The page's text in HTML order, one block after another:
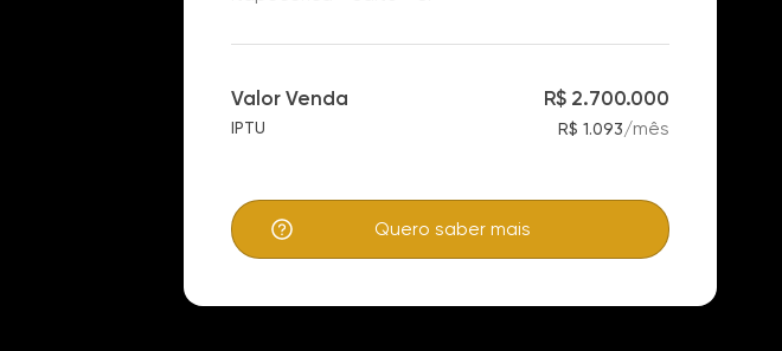
Valor Venda R$ 2.700.000
IPTU R$ 1.093/mês
Quero saber mais